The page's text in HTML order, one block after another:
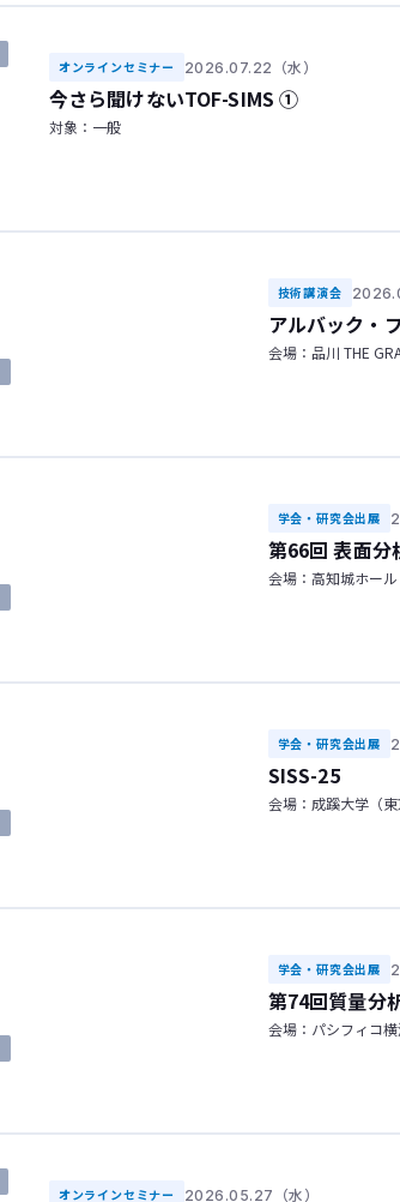
オンラインセミナー 2026.07.22（水）
今さら聞けないTOF-SIMS ①
対象：一般
技術講演会
アルバック・
会場：品川 THE
学会・研究会出展
第66回 表面分
会場：高知城ホー
学会・研究会出展
SISS-25
会場：成蹊大学（東
学会・研究会出展
第74回質量分
会場：パシフィコ
オンラインセミナー 2026.05.27（水）